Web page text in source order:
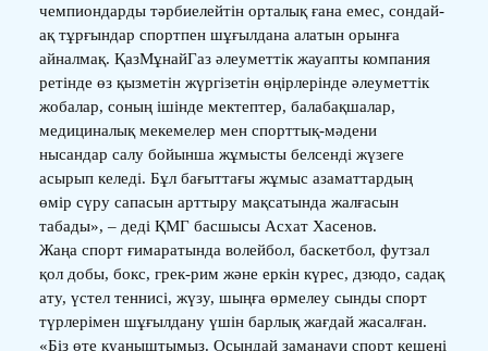
чемпиондарды тәрбиелейтін орталық ғана емес, сондай-
ақ тұрғындар спортпен шұғылдана алатын орынға
айналмақ. ҚазМұнайГаз әлеуметтік жауапты компания
ретінде өз қызметін жүргізетін өңірлерінде әлеуметтік
жобалар, соның ішінде мектептер, балабақшалар,
медициналық мекемелер мен спорттық-мәдени
нысандар салу бойынша жұмысты белсенді жүзеге
асырып келеді. Бұл бағыттағы жұмыс азаматтардың
өмір сүру сапасын арттыру мақсатында жалғасын
табады», – деді ҚМГ басшысы Асхат Хасенов.
Жаңа спорт ғимаратында волейбол, баскетбол, футзал
қол добы, бокс, грек-рим және еркін күрес, дзюдо, садақ
ату, үстел теннисі, жүзу, шыңға өрмелеу сынды спорт
түрлерімен шұғылдану үшін барлық жағдай жасалған.
«Біз өте қуаныштымыз. Осындай заманауи спорт кешені